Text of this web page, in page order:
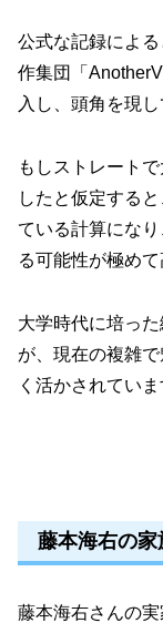
公式な記録によ
作集団「
入し、頭角を現し
もしストレート
したと仮定する
ている計算にな
る可能性が極め
大学時代に培っ
が、現在の複雑
く活かされていま
藤本海右の
藤本海右さんの